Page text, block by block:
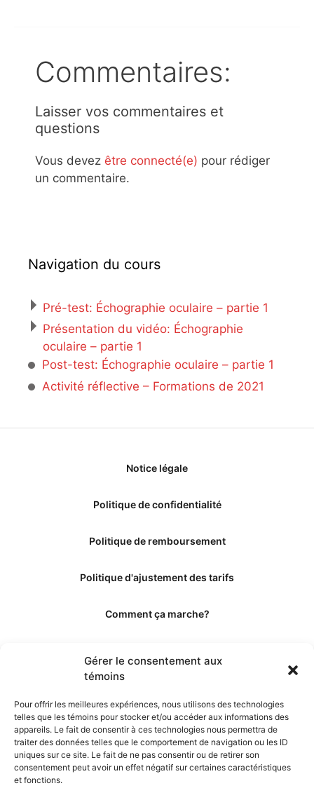
Gérer le consentement aux
témoins
Pour offrir les meilleures expériences, nous utilisons des technologies
telles que les témoins pour stocker et/ou accéder aux informations des
appareils. Le fait de consentir à ces technologies nous permettra de
traiter des données telles que le comportement de navigation ou les ID
uniques sur ce site. Le fait de ne pas consentir ou de retirer son
consentement peut avoir un effet négatif sur certaines caractéristiques
et fonctions.
Commentaires:
Laisser vos commentaires et
questions
Vous devez être connecté(e) pour rédiger
un commentaire.
Navigation du cours
Pré-test: Échographie oculaire – partie 1
Présentation du vidéo: Échographie
oculaire – partie 1
Post-test: Échographie oculaire – partie 1
Activité réflective – Formations de 2021
Notice légale
Politique de confidentialité
Politique de remboursement
Politique d'ajustement des tarifs
Comment ça marche?
Les éditeurs
Les experts et collaborateurs